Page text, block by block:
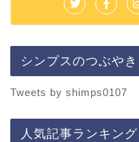
シンプスのつぶやき
Tweets by shimps0107
人気記事ランキング